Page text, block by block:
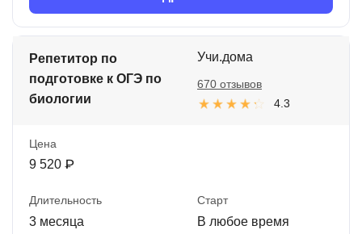
Репетитор по
подготовке к ОГЭ по
биологии
Учи.дома
4.3
670 отзывов
Цена
9 520 ₽
Длительность
3 месяца
Старт
В любое время